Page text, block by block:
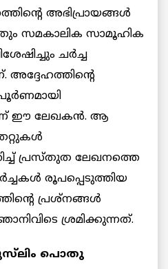
അഭിപ്രായങ്ങള്‍
സമകാലിക സാമൂഹിക
ചര്‍ച്ച
അദ്ദേഹത്തിന്റെ
പൂര്‍ണമായി
ഈ ലേഖകന്‍. ആ
പ്രസ്തുത ലേഖനത്തെ
രൂപപ്പെടുത്തിയ
പ്രശ്‌നങ്ങള്‍
ശ്രമിക്കുന്നത്.
പൊതു